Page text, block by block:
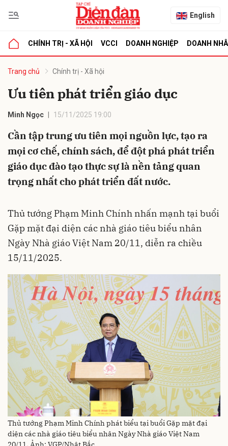
English
CHÍNH TRỊ - XÃ HỘI VCCI DOANH NGHIỆP DOANH
Trang chủ Chính trị - Xã hội
Ưu tiên phát triển giáo dục
Minh Ngọc 15/11/2025 19:00
Cần tập trung ưu tiên mọi nguồn lực, tạo ra
mọi cơ chế, chính sách, để đột phá phát triển
giáo dục đào tạo thực sự là nền tảng quan
trọng nhất cho phát triển đất nước.
Thủ tướng Phạm Minh Chính nhấn mạnh tại buổi
Gặp mặt đại diện các nhà giáo tiêu biểu nhân
Ngày Nhà giáo Việt Nam 20/11, diễn ra chiều
15/11/2025.
Thủ tướng Phạm Minh Chính phát biểu tại buổi Gặp mặt đại
diện các nhà giáo tiêu biểu nhân Ngày Nhà giáo Việt Nam
luận
Hủy